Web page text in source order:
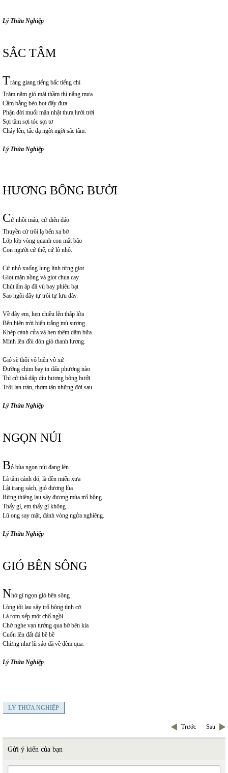
Lý Thừa Nghiệp
SẮC TÂM
Tràng giang tiếng bấc tiếng chì
Trăm năm gió mái thầm thì nắng mưa
Cầm bằng bèo bọt đẩy đưa
Phận đời muối mặn nhặt thưa lưới trời
Sợi tằm sợi tóc sợi tơ
Cháy lên, tấc dạ ngời ngời sắc tâm.
Lý Thừa Nghiệp
HƯƠNG BÔNG BƯỞI
Cứ nhồi máu, cứ điên đảo
Thuyền cứ trôi lạ bến xa bờ
Lớp lớp vòng quanh con mắt bão
Con người cứ thế, cứ lô nhô.
Cứ nhỏ xuống lung linh từng giọt
Giọt mặn nồng và giọt chua cay
Chút ấm áp đã vù bay phiêu bạt
Sao ngồi đây tự trói tự lưu đày.
Về đây em, hẹn chiều lên thắp lửa
Bên hiên trời biển trắng mù sương
Khép cánh cửa và hẹn thêm dăm bữa
Mình lên đồi đón gió thanh lương.
Gió sẽ thổi vô biên vô xứ
Đường chim bay in dấu phương nào
Thì cứ thả dập dìu hương bông bưởi
Trôi lan tràn, thơm tận những đời sau.
Lý Thừa Nghiệp
NGỌN NÚI
Bỏ bùa ngọn núi đang lên
Là tâm cảnh đó, là đền miếu xưa
Lật trang sách, gió đương lùa
Rừng thiêng lau sậy đương mùa trổ bông
Thấy gì, em thấy gì không
Lũ ong say mật, đánh vòng ngửa nghiêng.
Lý Thừa Nghiệp
GIÓ BÊN SÔNG
Nhớ gì ngọn gió bên sông
Lòng tôi lau sậy trổ bông tình cờ
Lá rơm xếp một chổ ngồi
Chờ nghe vạn tướng qua bờ bên kia
Cuốn lên đất đá bề bề
Chừng như lũ sáo đã về đêm qua.
Lý Thừa Nghiệp
LÝ THỪA NGHIỆP
Trước Sau
Gửi ý kiến của bạn